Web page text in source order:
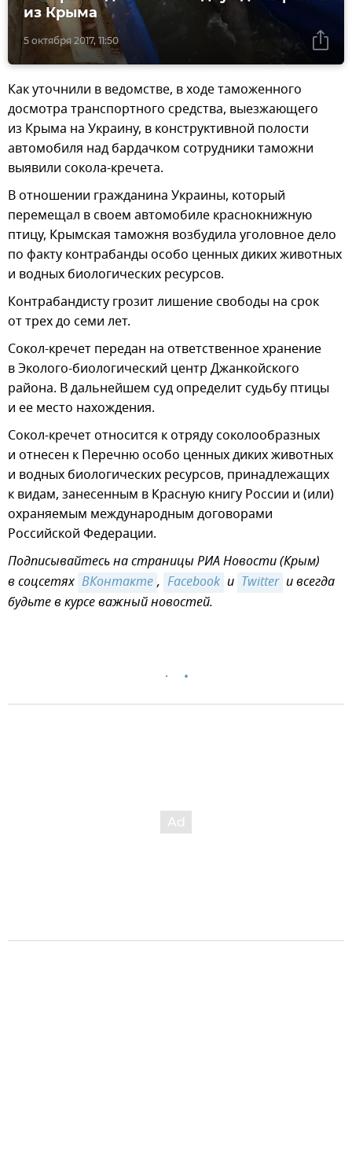
5 октября 2017, 11:50
из Крыма
Как уточнили в ведомстве, в ходе таможенного
досмотра транспортного средства, выезжающего
из Крыма на Украину, в конструктивной полости
автомобиля над бардачком сотрудники таможни
выявили сокола-кречета.
В отношении гражданина Украины, который
перемещал в своем автомобиле краснокнижную
птицу, Крымская таможня возбудила уголовное дело
по факту контрабанды особо ценных диких животных
и водных биологических ресурсов.
Контрабандисту грозит лишение свободы на срок
от трех до семи лет.
Сокол-кречет передан на ответственное хранение
в Эколого-биологический центр Джанкойского
района. В дальнейшем суд определит судьбу птицы
и ее место нахождения.
Сокол-кречет относится к отряду соколообразных
и отнесен к Перечню особо ценных диких животных
и водных биологических ресурсов, принадлежащих
к видам, занесенным в Красную книгу России и (или)
охраняемым международным договорами
Российской Федерации.
Подписывайтесь на страницы РИА Новости (Крым)
в соцсетях ВКонтакте, Facebook и Twitter и всегда
будьте в курсе важный новостей.